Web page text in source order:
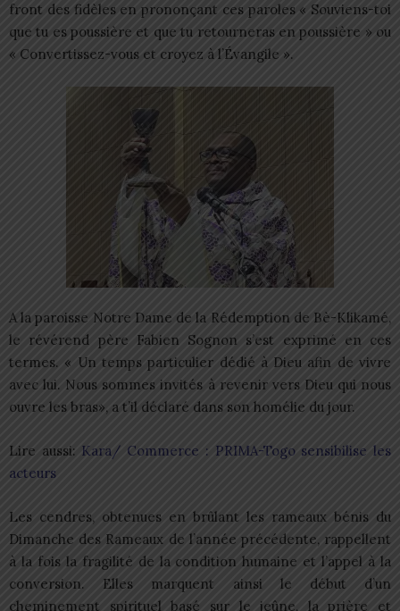
front des fidèles en prononçant ces paroles « Souviens-toi
que tu es poussière et que tu retourneras en poussière » ou
« Convertissez-vous et croyez à l’Évangile ».
A la paroisse Notre Dame de la Rédemption de Bè-Klikamé,
le révérend père Fabien Sognon s’est exprimé en ces
termes. « Un temps particulier dédié à Dieu afin de vivre
avec lui. Nous sommes invités à revenir vers Dieu qui nous
ouvre les bras», a t’il déclaré dans son homélie du jour.
Lire aussi: Kara/ Commerce : PRIMA-Togo sensibilise les
acteurs
Les cendres, obtenues en brûlant les rameaux bénis du
Dimanche des Rameaux de l’année précédente, rappellent
à la fois la fragilité de la condition humaine et l’appel à la
conversion. Elles marquent ainsi le début d’un
cheminement spirituel basé sur le jeûne, la prière et